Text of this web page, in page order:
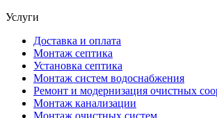
Услуги
Доставка и оплата
Монтаж септика
Установка септика
Монтаж систем водоснабжения
Ремонт и модернизация очистных
Монтаж канализации
Монтаж очистных систем